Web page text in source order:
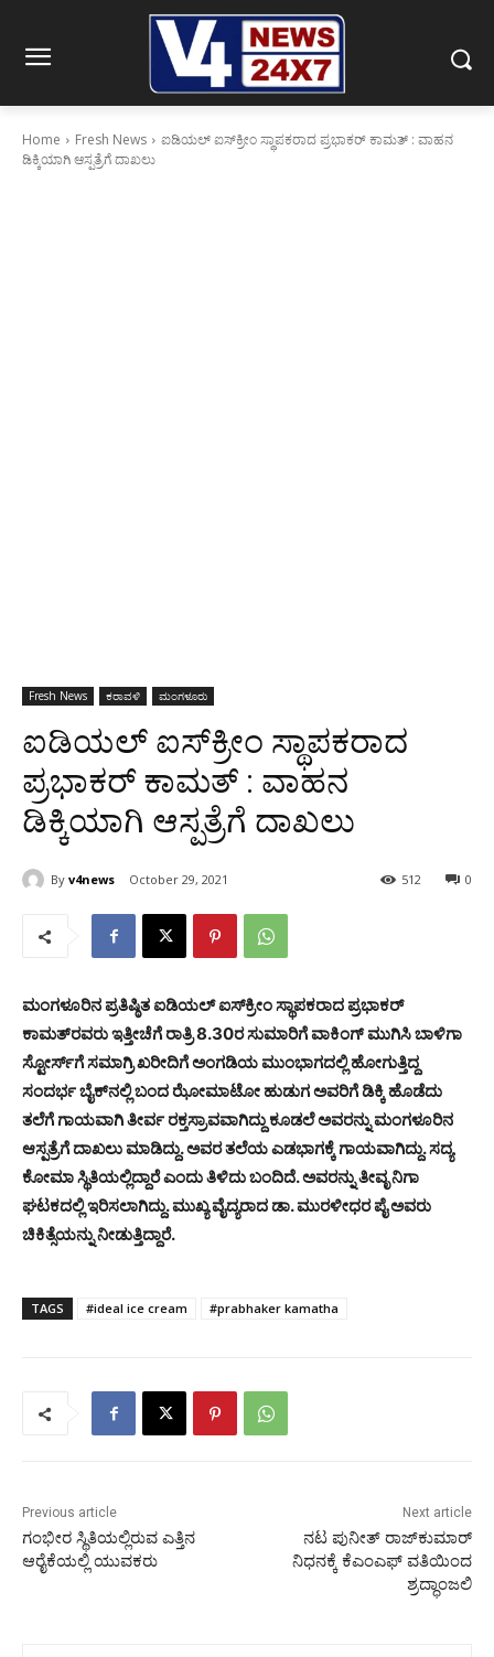
Home Fresh News
ಐಡಿಯಲ್ ಐಸ್‍ಕ್ರೀಂ ಸ್ಥಾಪಕರಾದ ಪ್ರಭಾಕರ್ ಕಾಮತ್‍ : ವಾಹನ
ಡಿಕ್ಕಿಯಾಗಿ ಆಸ್ಪತ್ರೆಗೆ ದಾಖಲು
Fresh News ಕರಾವಳಿ ಮಂಗಳೂರು
ಐಡಿಯಲ್ ಐಸ್‍ಕ್ರೀಂ ಸ್ಥಾಪಕರಾದ
ಪ್ರಭಾಕರ್ ಕಾಮತ್‍ : ವಾಹನ
ಡಿಕ್ಕಿಯಾಗಿ ಆಸ್ಪತ್ರೆಗೆ ದಾಖಲು
By v4news October 29, 2021 0
512
ಮಂಗಳೂರಿನ ಪ್ರತಿಷ್ಠಿತ ಐಡಿಯಲ್ ಐಸ್‍ಕ್ರೀಂ ಸ್ಥಾಪಕರಾದ ಪ್ರಭಾಕರ್
ಕಾಮತ್‍ರವರು ಇತ್ತೀಚೆಗೆ ರಾತ್ರಿ 8.30ರ ಸುಮಾರಿಗೆ ವಾಕಿಂಗ್ ಮುಗಿಸಿ ಬಾಳಿಗಾ
ಸ್ಟೋರ್ಸ್‍ಗೆ ಸಮಾಗ್ರಿ ಖರೀದಿಗೆ ಅಂಗಡಿಯ ಮುಂಭಾಗದಲ್ಲಿ ಹೋಗುತ್ತಿದ್ದ
ಸಂದರ್ಭ ಬೈಕ್‍ನಲ್ಲಿ ಬಂದ ಝೋಮಾಟೋ ಹುಡುಗ ಅವರಿಗೆ ಡಿಕ್ಕಿ ಹೊಡೆದು
ತಲೆಗೆ ಗಾಯವಾಗಿ ತೀರ್ವ ರಕ್ತಸ್ರಾವವಾಗಿದ್ದು ಕೂಡಲೆ ಅವರನ್ನು ಮಂಗಳೂರಿನ
ಆಸ್ಪತ್ರೆಗೆ ದಾಖಲು ಮಾಡಿದ್ದು. ಅವರ ತಲೆಯ ಎಡಭಾಗಕ್ಕೆ ಗಾಯವಾಗಿದ್ದು. ಸದ್ಯ
ಕೋಮಾ ಸ್ಥಿತಿಯಲ್ಲಿದ್ದಾರೆ ಎಂದು ತಿಳಿದು ಬಂದಿದೆ. ಅವರನ್ನು ತೀವೃ ನಿಗಾ
ಘಟಕದಲ್ಲಿ ಇರಿಸಲಾಗಿದ್ದು. ಮುಖ್ಯ ವೈದ್ಯರಾದ ಡಾ. ಮುರಳೀಧರ ಪೈ ಅವರು
ಚಿಕಿತ್ಸೆಯನ್ನು ನೀಡುತ್ತಿದ್ದಾರೆ.
TAGS #ideal ice cream #prabhaker kamatha
Previous article
ಗಂಭೀರ ಸ್ಥಿತಿಯಲ್ಲಿರುವ ಎತ್ತಿನ
ಆರೈಕೆಯಲ್ಲಿ ಯುವಕರು
Next article
ನಟ ಪುನೀತ್ ರಾಜ್‍ಕುಮಾರ್
ನಿಧನಕ್ಕೆ ಕೆಎಂಎಫ್ ವತಿಯಿಂದ
ಶ್ರದ್ಧಾಂಜಲಿ